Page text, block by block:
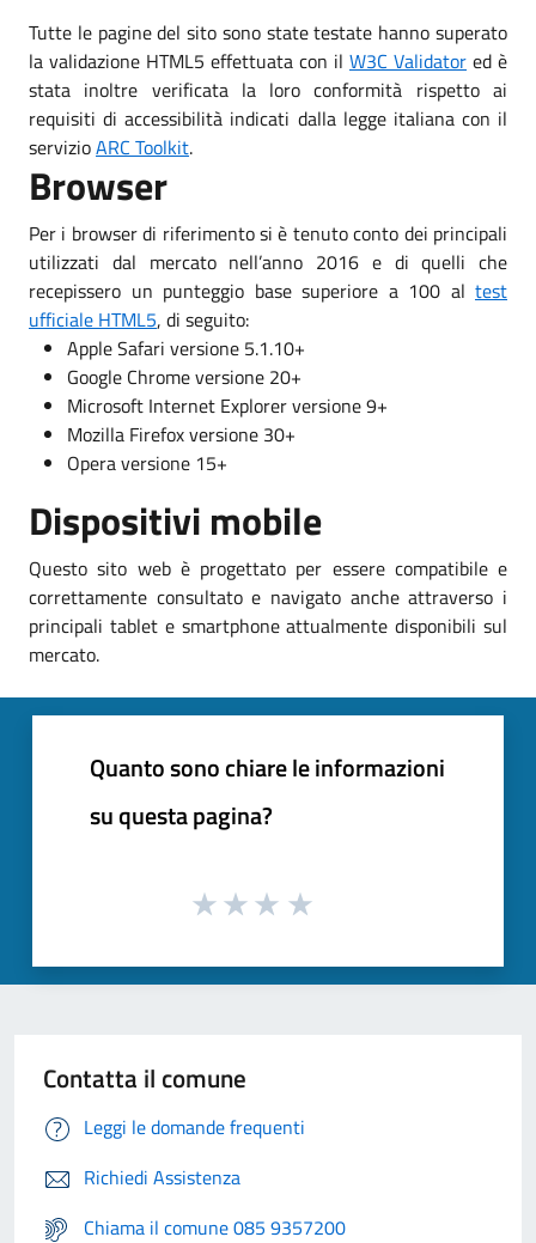
Tutte le pagine del sito sono state testate hanno superato
la validazione HTML5 effettuata con il W3C Validator ed è
stata inoltre verificata la loro conformità rispetto ai
requisiti di accessibilità indicati dalla legge italiana con il
servizioARC Toolkit.
Browser
Per i browser di riferimento si è tenuto conto dei principali
utilizzati dal mercato nell’anno 2016 e di quelli che
recepissero un punteggio base superiore a 100 al test
ufficiale HTML5, di seguito:
Apple Safari versione 5.1.10+
Google Chrome versione 20+
Microsoft Internet Explorer versione 9+
Mozilla Firefox versione 30+
Opera versione 15+
Dispositivi mobile
Questo sito web è progettato per essere compatibile e
correttamente consultato e navigato anche attraverso i
principali tablet e smartphone attualmente disponibili sul
mercato.
Quanto sono chiare le informazioni
su questa pagina?
Contatta il comune
Leggi le domande frequenti
Richiedi Assistenza
Chiama il comune 085 9357200